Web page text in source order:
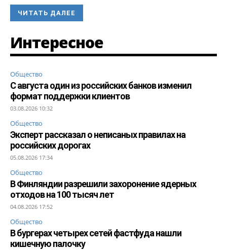
ЧИТАТЬ ДАЛЕЕ
Интересное
Общество
С августа один из российских банков изменил
формат поддержки клиентов
03.08.2026 10:32
Общество
Эксперт рассказал о неписаных правилах на
российских дорогах
05.08.2026 17:34
Общество
В Финляндии разрешили захоронение ядерных
отходов на 100 тысяч лет
04.08.2026 17:52
Общество
В бургерах четырех сетей фастфуда нашли
кишечную палочку